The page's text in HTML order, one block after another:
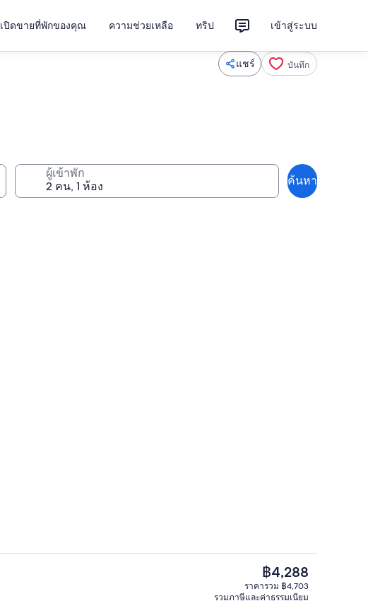
เปิดขายที่พักของคุณ ความช่วยเหลือ ทริป เข้าสู่ระบบ
แชร์ บันทึก
ผู้เข้าพัก
ค้นหา
ราคา
ปัจจุบัน
฿4,288
฿4,288
ราคารวม ฿4,703
รวมภาษีและค่าธรรมเนียม